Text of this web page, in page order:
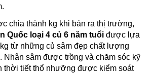
chia thành kg khi bán ra thị trường,
Quốc loại 4 củ 6 năm tuổi được lựa
từ những củ sâm đẹp chất lượng
Nhân sâm được trồng và chăm sóc kỹ
thời tiết thổ nhưỡng được kiểm soát